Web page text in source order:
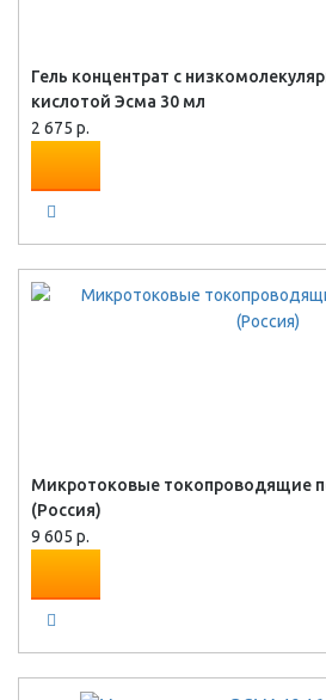
Гель концентрат с
кислотой Эсма 30 мл
2 675 р.
Микротоковые токопроводящие
(Россия)
9 605 р.